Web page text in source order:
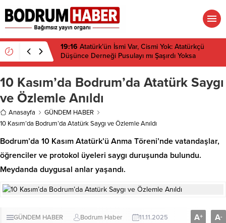
19:16 Atatürk’ün İsmi Var, Cismi Yok: Atatürkçü
Düşünce Derneği Pusulayı mı Şaşırdı Yoksa
Navigasyon mu Bozuldu?
10 Kasım’da Bodrum’da Atatürk Saygı
ve Özlemle Anıldı
Anasayfa
GÜNDEM HABER
10 Kasım’da Bodrum’da Atatürk Saygı ve Özlemle Anıldı
Bodrum’da 10 Kasım Atatürk’ü Anma Töreni’nde vatandaşlar,
öğrenciler ve protokol üyeleri saygı duruşunda bulundu.
Meydanda duygusal anlar yaşandı.
GÜNDEM HABER Bodrum Haber 11.11.2025 A+ A-